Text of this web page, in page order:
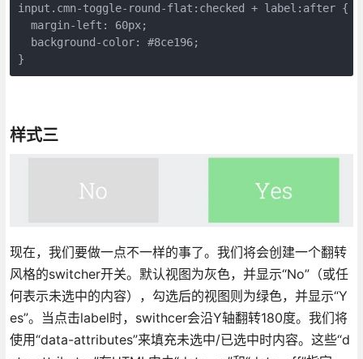
input.cmn-toggle-round-flat:checked + label:after {
  margin-left: 60px;
  background-color: #8ce196;
}
样式三
现在，我们要做一点不一样的事了。我们将会创建一个翻转
风格的switcher开关。默认视图为灰色，并显示“No”（或任
何表示未选中的内容），勾选后的视图则为绿色，并显示“Y
es”。当点击label时，swithcer会沿Y轴翻转180度。我们将
使用“data-attributes”来填充未选中/已选中时内容。这些“d